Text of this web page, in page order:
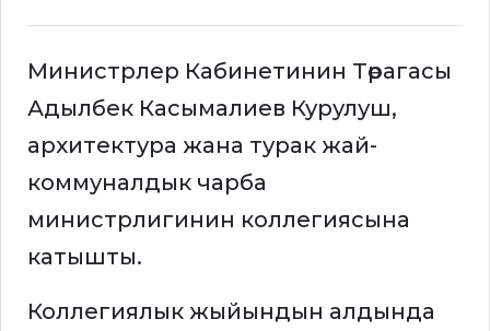
Министрлер Кабинетинин Төрагасы
Адылбек Касымалиев Курулуш,
архитектура жана турак жай-
коммуналдык чарба
министрлигинин коллегиясына
катышты.
Коллегиялык жыйындын алдында